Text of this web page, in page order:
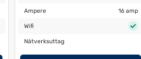
Ampere 16 amp
Ampere 16 amp
WifiWifi
Nätverksuttag
Nätverksuttag